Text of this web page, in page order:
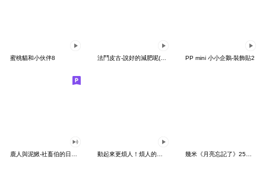
蜜桃貓和小伙伴8 法鬥皮古-說好的減肥呢(第15彈) PP mini 小小企鵝-裝飾貼2
幾米《月亮忘記了》25周年 x 晴天P莉